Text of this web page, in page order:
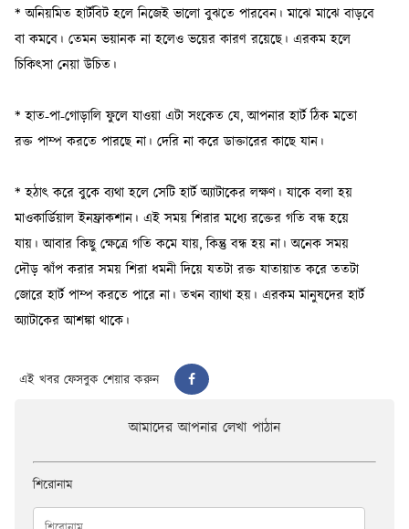
এই খবর ফেসবুক শেয়ার করুন
আমাদের আপনার লেখা পাঠান
শিরোনাম